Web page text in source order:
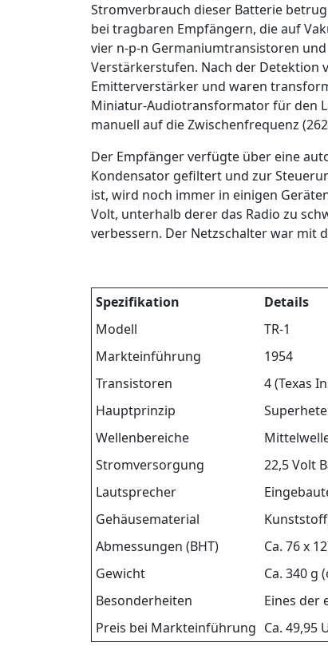
Stromverbrauch dieser Batterie
bei tragbaren Empfängern, die auf
vier n-p-n Germaniumtransistoren
Verstärkerstufen. Nach der Detektion
Emitterverstärker und waren
Miniatur-Audiotransformator für den
manuell auf die Zwischenfrequenz
Der Empfänger verfügte über eine
Kondensator gefiltert und zur
ist, wird noch immer in einigen
Volt, unterhalb derer das Radio zu
verbessern. Der Netzschalter war mit
Spezifikation
Details
Modell
TR-1
Markteinführung
1954
Transistoren
4 (Texas
Hauptprinzip
Wellenbereiche
Stromversorgung
22,5 Volt
Lautsprecher
Gehäusematerial
Abmessungen (BHT)
Ca. 76 x
Gewicht
Ca. 340 g
Besonderheiten
Eines der
Preis bei Markteinführung Ca. 49,95